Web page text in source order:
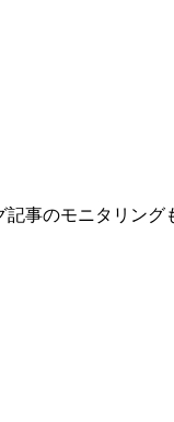
事のモニタリング